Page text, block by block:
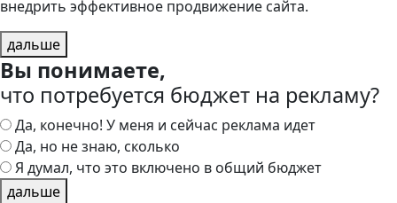
внедрить эффективное продвижение сайта.
дальше
Вы понимаете,
что потребуется бюджет на рекламу?
Да, конечно! У меня и сейчас реклама идет
Да, но не знаю, сколько
Я думал, что это включено в общий бюджет
дальше